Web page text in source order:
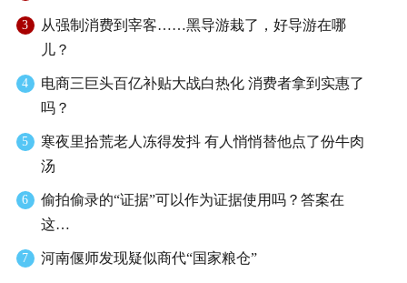
3
从强制消费到宰客……黑导游栽了，好导游在哪
儿？
4
电商三巨头百亿补贴大战白热化 消费者拿到实惠了
吗？
5
寒夜里拾荒老人冻得发抖 有人悄悄替他点了份牛肉
汤
6
偷拍偷录的“证据”可以作为证据使用吗？答案在
这…
7 河南偃师发现疑似商代“国家粮仓”